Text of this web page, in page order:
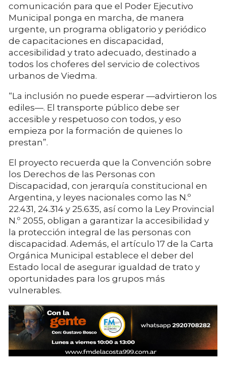
comunicación para que el Poder Ejecutivo
Municipal ponga en marcha, de manera
urgente, un programa obligatorio y periódico
de capacitaciones en discapacidad,
accesibilidad y trato adecuado, destinado a
todos los choferes del servicio de colectivos
urbanos de Viedma.
“La inclusión no puede esperar —advirtieron los
ediles—. El transporte público debe ser
accesible y respetuoso con todos, y eso
empieza por la formación de quienes lo
prestan”.
El proyecto recuerda que la Convención sobre
los Derechos de las Personas con
Discapacidad, con jerarquía constitucional en
Argentina, y leyes nacionales como las N.º
22.431, 24.314 y 25.635, así como la Ley Provincial
N.º 2055, obligan a garantizar la accesibilidad y
la protección integral de las personas con
discapacidad. Además, el artículo 17 de la Carta
Orgánica Municipal establece el deber del
Estado local de asegurar igualdad de trato y
oportunidades para los grupos más
vulnerables.